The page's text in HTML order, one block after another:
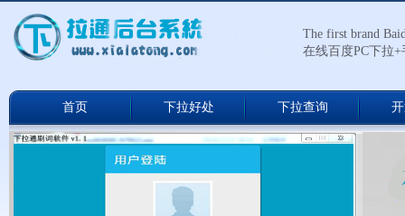
The first brand
在线百度PC下拉
首页 下拉好处 下拉查询
下拉通网络版